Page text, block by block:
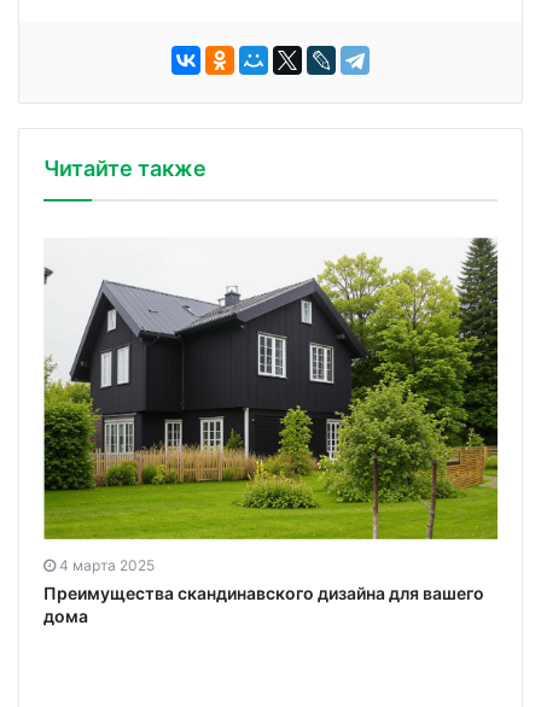
Читайте также
4 марта 2025
Преимущества скандинавского дизайна для вашего
дома